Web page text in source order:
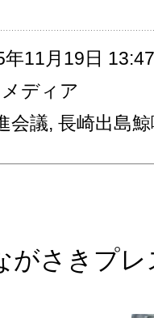
11月19日 13:47
メディア
会議, 長崎出島
がさきプ